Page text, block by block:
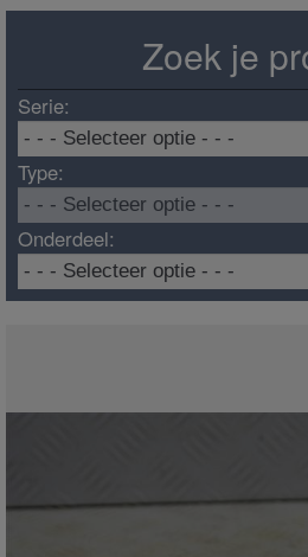
Zoek je
Serie:
Type:
Onderdeel: